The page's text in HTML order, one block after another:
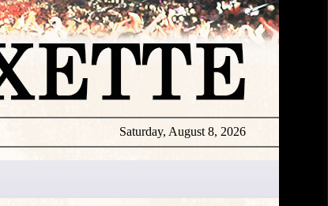
Saturday, August 8, 2026